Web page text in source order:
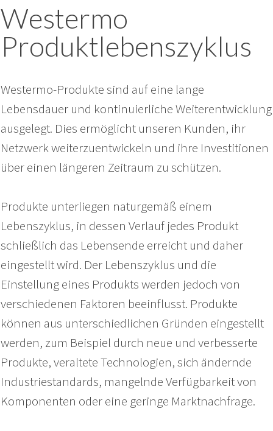
Westermo
Produktlebenszyklus
Westermo-Produkte sind auf eine lange
Lebensdauer und kontinuierliche Weiterentwicklung
ausgelegt. Dies ermöglicht unseren Kunden, ihr
Netzwerk weiterzuentwickeln und ihre Investitionen
über einen längeren Zeitraum zu schützen.
Produkte unterliegen naturgemäß einem
Lebenszyklus, in dessen Verlauf jedes Produkt
schließlich das Lebensende erreicht und daher
eingestellt wird. Der Lebenszyklus und die
Einstellung eines Produkts werden jedoch von
verschiedenen Faktoren beeinflusst. Produkte
können aus unterschiedlichen Gründen eingestellt
werden, zum Beispiel durch neue und verbesserte
Produkte, veraltete Technologien, sich ändernde
Industriestandards, mangelnde Verfügbarkeit von
Komponenten oder eine geringe Marktnachfrage.